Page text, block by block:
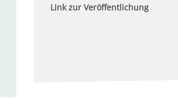
Link zur Veröffentlichung